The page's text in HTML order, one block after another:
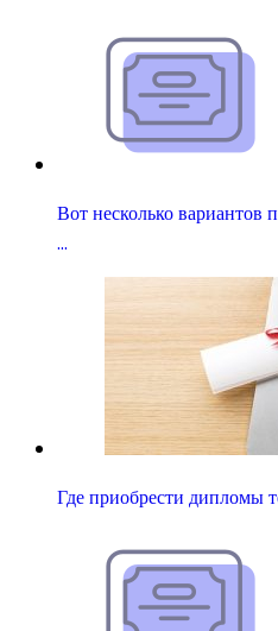
Вот несколько вариантов
…
Где приобрести дипломы